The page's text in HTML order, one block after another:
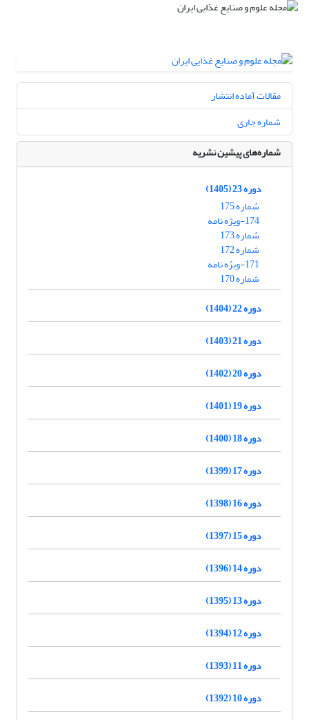
مقالات آماده انتشار
شماره جاری
شماره‌های پیشین نشریه
دوره 23 (1405)
شماره 175
174-ویژه نامه
شماره 173
شماره 172
شماره 170
دوره 22 (1404)
دوره 21 (1403)
دوره 20 (1402)
دوره 19 (1401)
دوره 18 (1400)
دوره 17 (1399)
دوره 16 (1398)
دوره 15 (1397)
دوره 14 (1396)
دوره 13 (1395)
دوره 12 (1394)
دوره 11 (1393)
دوره 10 (1392)